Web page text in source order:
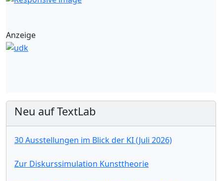
Anzeige
Neu auf TextLab
30 Ausstellungen im Blick der KI (Juli 2026)
Zur Diskurssimulation Kunsttheorie